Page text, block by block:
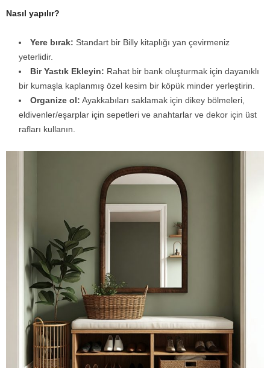
Nasıl yapılır?
Yere bırak: Standart bir Billy kitaplığı yan çevirmeniz
yeterlidir.
Bir Yastık Ekleyin: Rahat bir bank oluşturmak için dayanıklı
bir kumaşla kaplanmış özel kesim bir köpük minder yerleştirin.
Organize ol: Ayakkabıları saklamak için dikey bölmeleri,
eldivenler/eşarplar için sepetleri ve anahtarlar ve dekor için üst
rafları kullanın.